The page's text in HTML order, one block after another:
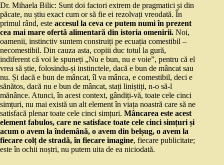
Dr. Mihaela Bilic: Sunt doi factori extrem de pragmatici și din
păcate, nu știu exact cum or să fie ei rezolvați vreodată. În
primul rând, este accesul la ceva ce putem numi în prezent
cea mai mare ofertă alimentară din istoria omenirii. Noi,
oamenii, instinctiv suntem construiți pe ecuația comestibil –
necomestibil. Din cauza asta, copiii duc totul la gură,
indiferent că voi le spuneți „Nu e bun, nu e voie”, pentru că el
vrea să știe, folosindu-și instinctele, dacă e bun de mâncat sau
nu. Și dacă e bun de mâncat, îl va mânca, e comestibil, deci e
sănătos, dacă nu e bun de mâncat, stați liniștiți, n-o să-l
mănânce. Atunci, în acest context, gândiți-vă, toate cele cinci
simțuri, nu mai există un alt element în viața noastră care să ne
satisfacă plenar toate cele cinci simțuri. Mâncarea este acest
element fabulos, care ne satisface toate cele cinci simțuri și
acum o avem la îndemână, o avem din belșug, o avem la
fiecare colț de stradă, în fiecare imagine, fiecare publicitate;
este în ochii noștri, nu putem uita de ea niciodată.